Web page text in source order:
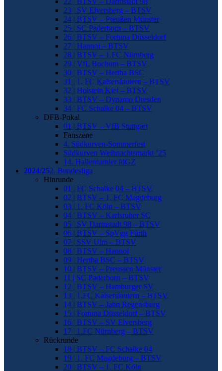
23 | SV Elversberg – BTSV
24 | BTSV – Preußen Münster
25 | SC Paderborn – BTSV
26 | BTSV – Fortuna Düsseldorf
27 | Hannoi – BTSV
28 | BTSV – 1.FC Nürnberg
29 | VfL Bochum – BTSV
30 | BTSV – Hertha BSC
31 | 1. FC Kaiserslautern – BTSV
32 | Holstein Kiel – BTSV
33 | BTSV – Dynamo Dresden
34 | FC Schalke 04 – BTSV
DFB-Pokal
01 | BTSV – VfB Stuttgart
Fanszene
4. Südkurven-Sommerfest
Südkurven Weihnachtsmarkt ’25
14. Hallenturnier fdGZ
2024/252. Bundesliga
Hinrunde
01 | FC Schalke 04 – BTSV
02 | BTSV – 1. FC Magdeburg
03 | 1. FC Köln – BTSV
04 | BTSV – Karlsruher SC
05 | SV Darmstadt 98 – BTSV
06 | BTSV – SpVgg Fürth
07 | SSV Ulm – BTSV
08 | BTSV – Hannoi
09 | Hertha BSC – BTSV
10 | BTSV – Preussen Münster
11 | SC Paderborn – BTSV
12 | BTSV – Hamburger SV
13 | 1.FC Kaiserslautern – BTSV
14 | BTSV – Jahn Regensburg
15 | Fortuna Düsseldorf – BTSV
16 | BTSV – SV Elversberg
17 | 1.FC Nürnberg – BTSV
Rückrunde
18 | BTSV – FC Schalke 04
19 | 1. FC Magdeburg – BTSV
20 | BTSV – 1. FC Köln